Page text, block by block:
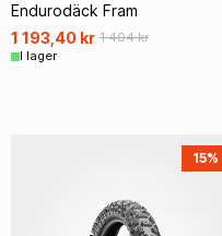
Endurodäck Fram
1 193,40 kr 1 404 kr
I lager
15%